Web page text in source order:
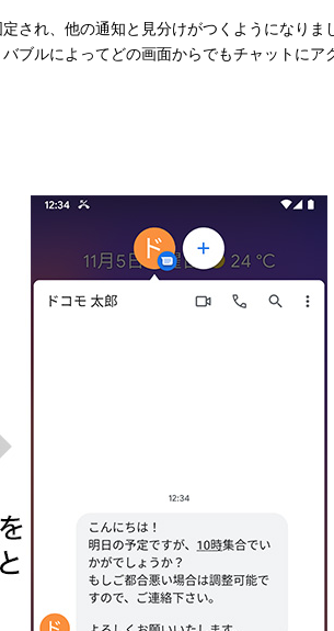
され、他の通知と見分けがつくようになりま
ブルによってどの画面からでもチャットにア